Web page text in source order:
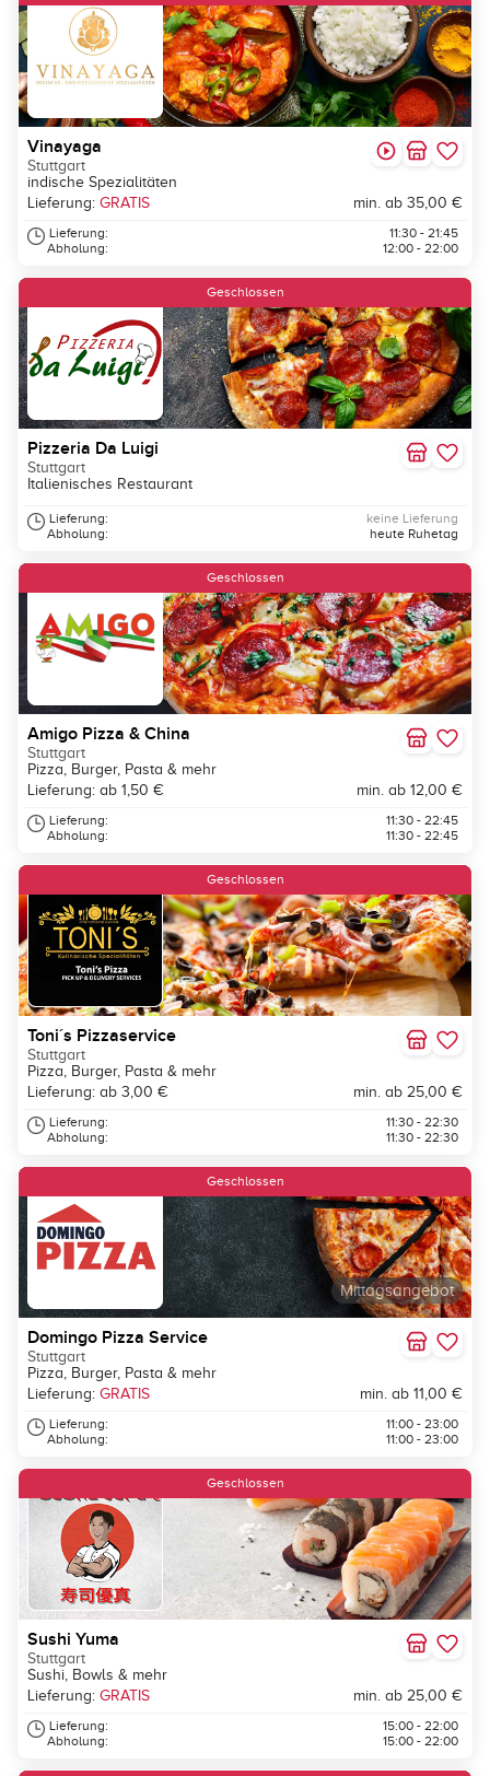
Vinayaga
Stuttgart
indische Spezialitäten
Lieferung: GRATIS min. ab 35,00 €
Lieferung:
Abholung:
11:30 - 21:45
12:00 - 22:00
Geschlossen
Pizzeria Da Luigi
Stuttgart
Italienisches Restaurant
Lieferung:
Abholung:
keine Lieferung
heute Ruhetag
Geschlossen
Amigo Pizza & China
Stuttgart
Pizza, Burger, Pasta & mehr
Lieferung: ab 1,50 €
min. ab 12,00 €
Lieferung:
Abholung:
11:30 - 22:45
11:30 - 22:45
Geschlossen
Toni´s Pizzaservice
Stuttgart
Pizza, Burger, Pasta & mehr
Lieferung: ab 3,00 €
min. ab 25,00 €
Lieferung:
Abholung:
11:30 - 22:30
11:30 - 22:30
Mittagsangebot
Geschlossen
Domingo Pizza Service
Stuttgart
Pizza, Burger, Pasta & mehr
Lieferung: GRATIS min. ab 11,00 €
Lieferung:
Abholung:
11:00 - 23:00
11:00 - 23:00
Geschlossen
Sushi Yuma
Stuttgart
Sushi, Bowls & mehr
Lieferung: GRATIS min. ab 25,00 €
Lieferung:
Abholung:
15:00 - 22:00
15:00 - 22:00